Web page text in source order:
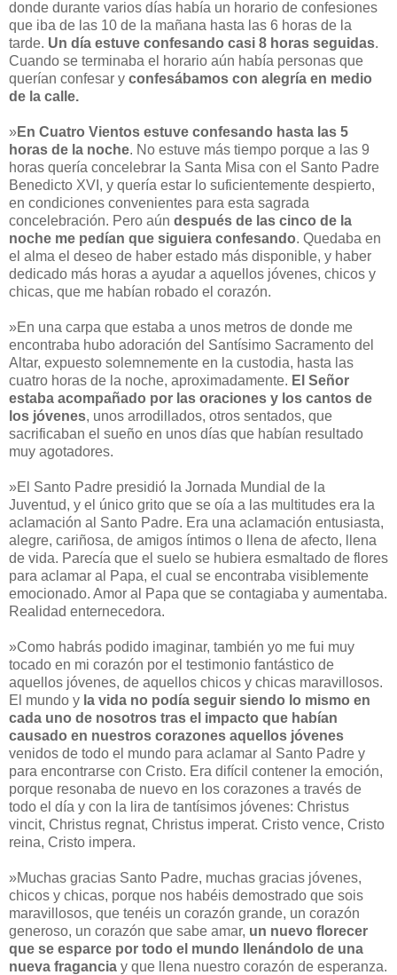
donde durante varios días había un horario de confesiones
que iba de las 10 de la mañana hasta las 6 horas de la
tarde. Un día estuve confesando casi 8 horas seguidas.
Cuando se terminaba el horario aún había personas que
querían confesar y confesábamos con alegría en medio
de la calle.
»En Cuatro Vientos estuve confesando hasta las 5
horas de la noche. No estuve más tiempo porque a las 9
horas quería concelebrar la Santa Misa con el Santo Padre
Benedicto XVI, y quería estar lo suficientemente despierto,
en condiciones convenientes para esta sagrada
concelebración. Pero aún después de las cinco de la
noche me pedían que siguiera confesando. Quedaba en
el alma el deseo de haber estado más disponible, y haber
dedicado más horas a ayudar a aquellos jóvenes, chicos y
chicas, que me habían robado el corazón.
»En una carpa que estaba a unos metros de donde me
encontraba hubo adoración del Santísimo Sacramento del
Altar, expuesto solemnemente en la custodia, hasta las
cuatro horas de la noche, aproximadamente. El Señor
estaba acompañado por las oraciones y los cantos de
los jóvenes, unos arrodillados, otros sentados, que
sacrificaban el sueño en unos días que habían resultado
muy agotadores.
»El Santo Padre presidió la Jornada Mundial de la
Juventud, y el único grito que se oía a las multitudes era la
aclamación al Santo Padre. Era una aclamación entusiasta,
alegre, cariñosa, de amigos íntimos o llena de afecto, llena
de vida. Parecía que el suelo se hubiera esmaltado de flores
para aclamar al Papa, el cual se encontraba visiblemente
emocionado. Amor al Papa que se contagiaba y aumentaba.
Realidad enternecedora.
»Como habrás podido imaginar, también yo me fui muy
tocado en mi corazón por el testimonio fantástico de
aquellos jóvenes, de aquellos chicos y chicas maravillosos.
El mundo y la vida no podía seguir siendo lo mismo en
cada uno de nosotros tras el impacto que habían
causado en nuestros corazones aquellos jóvenes
venidos de todo el mundo para aclamar al Santo Padre y
para encontrarse con Cristo. Era difícil contener la emoción,
porque resonaba de nuevo en los corazones a través de
todo el día y con la lira de tantísimos jóvenes: Christus
vincit, Christus regnat, Christus imperat. Cristo vence, Cristo
reina, Cristo impera.
»Muchas gracias Santo Padre, muchas gracias jóvenes,
chicos y chicas, porque nos habéis demostrado que sois
maravillosos, que tenéis un corazón grande, un corazón
generoso, un corazón que sabe amar, un nuevo florecer
que se esparce por todo el mundo llenándolo de una
nueva fragancia y que llena nuestro corazón de esperanza.